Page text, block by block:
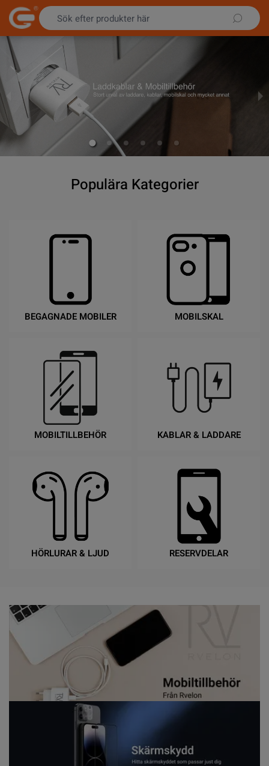
Hoppa till innehållet
Populära Kategorier
BEGAGNADE MOBILER MOBILSKAL
MOBILTILLBEHÖR KABLAR & LADDARE
HÖRLURAR & LJUD RESERVDELAR